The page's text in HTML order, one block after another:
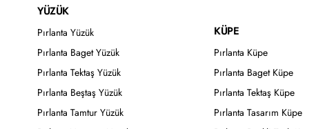
YÜZÜK
Pırlanta Yüzük
Pırlanta Baget Yüzük
Pırlanta Tektaş Yüzük
Pırlanta Beştaş Yüzük
Pırlanta Tamtur Yüzük
KÜPE
Pırlanta Küpe
Pırlanta Baget Küpe
Pırlanta Tektaş Küpe
Pırlanta Tasarım Küpe